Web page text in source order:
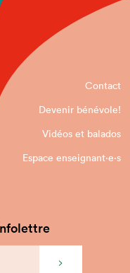
Contact
Devenir bénévole!
Vidéos et balados
Espace enseignant·e⋅s